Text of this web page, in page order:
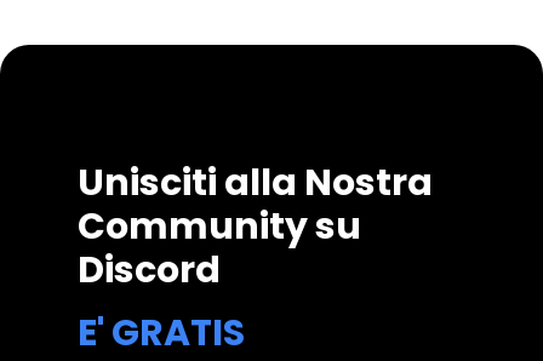
Unisciti alla Nostra
Community su
Discord
E' GRATIS